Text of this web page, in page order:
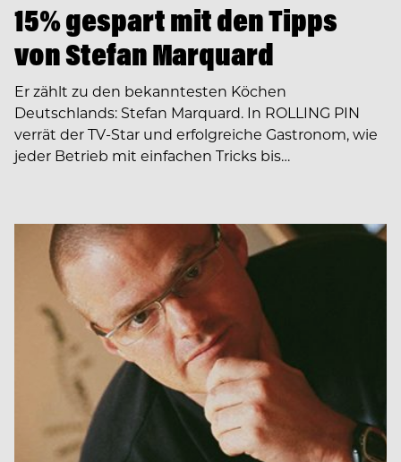
15% gespart mit den Tipps
von Stefan Marquard
Er zählt zu den bekanntesten Köchen
Deutschlands: Stefan Marquard. In ROLLING PIN
verrät der TV-Star und erfolgreiche Gastronom, wie
jeder Betrieb mit einfachen Tricks bis…